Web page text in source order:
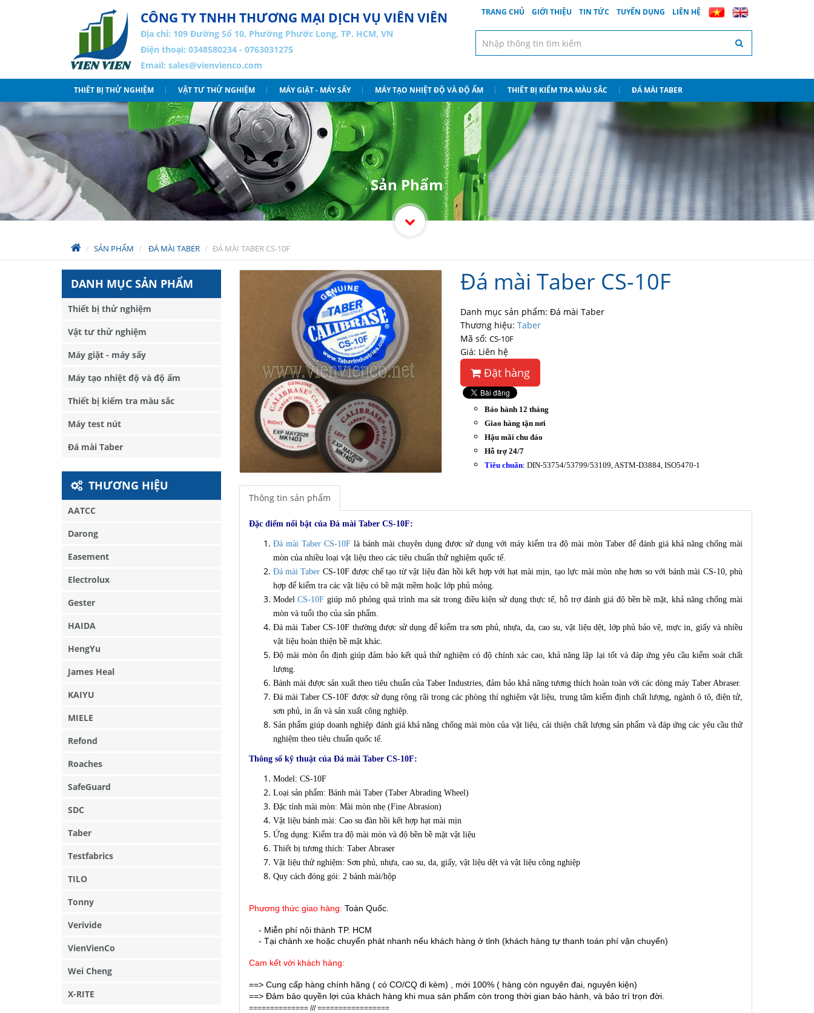
CÔNG TY TNHH THƯƠNG MẠI DỊCH VỤ VIÊN VIÊN
Địa chỉ: 109 Đường Số 10, Phường Phước Long, TP. HCM, VN
Điện thoại: 0348580234 - 0763031275
Email: sales@vienvienco.com
TRANG CHỦ GIỚI THIỆU TIN TỨC TUYỂN DỤNG LIÊN HỆ
THIẾT BỊ THỬ NGHIỆM VẬT TƯ THỬ NGHIỆM MÁY GIẶT - MÁY SẤY MÁY TẠO NHIỆT ĐỘ VÀ ĐỘ ẨM THIẾT BỊ KIỂM TRA MÀU SẮC ĐÁ MÀI TABER
SẢN PHẨM ĐÁ MÀI TABER ĐÁ MÀI TABER CS-10F
Sản Phẩm
Đá mài Taber CS-10F
Danh mục sản phẩm: Đá mài Taber
Thương hiệu:Taber
Mã số:CS-10F
Giá: Liên hệ
Đặt hàng
Bảo hành 12 tháng
Giao hàng tận nơi
Hậu mãi chu đáo
Hỗ trợ 24/7
Tiêu chuẩn: DIN-53754/53799/53109, ASTM-D3884, ISO5470-1
Thông tin sản phẩm
Đặc điểm nổi bật của Đá mài Taber CS-10F:
Đá mài Taber CS-10Flà bánh mài chuyên dụng được sử dụng với máy kiểm tra độ mài mòn Taber để đánh giá khả năng chống mài
mòn của nhiều loại vật liệu theo các tiêu chuẩn thử nghiệm quốc tế.
Đá mài Taber CS-10F được chế tạo từ vật liệu đàn hồi kết hợp với hạt mài mịn, tạo lực mài mòn nhẹ hơn so với bánh mài CS-10, phù
hợp để kiểm tra các vật liệu có bề mặt mềm hoặc lớp phủ mỏng.
ModelCS-10F giúp mô phỏng quá trình ma sát trong điều kiện sử dụng thực tế, hỗ trợ đánh giá độ bền bề mặt, khả năng chống mài
mòn và tuổi thọ của sản phẩm.
Đá mài Taber CS-10F thường được sử dụng để kiểm tra sơn phủ, nhựa, da, cao su, vật liệu dệt, lớp phủ bảo vệ, mực in, giấy và nhiều
vật liệu hoàn thiện bề mặt khác.
Độ mài mòn ổn định giúp đảm bảo kết quả thử nghiệm có độ chính xác cao, khả năng lặp lại tốt và đáp ứng yêu cầu kiểm soát chất
lượng.
Bánh mài được sản xuất theo tiêu chuẩn của Taber Industries, đảm bảo khả năng tương thích hoàn toàn với các dòng máy Taber Abraser.
Đá mài Taber CS-10F được sử dụng rộng rãi trong các phòng thí nghiệm vật liệu, trung tâm kiểm định chất lượng, ngành ô tô, điện tử,
sơn phủ, in ấn và sản xuất công nghiệp.
Sản phẩm giúp doanh nghiệp đánh giá khả năng chống mài mòn của vật liệu, cải thiện chất lượng sản phẩm và đáp ứng các yêu cầu thử
nghiệm theo tiêu chuẩn quốc tế.
Thông số kỹ thuật của Đá mài Taber CS-10F:
Model: CS-10F
Loại sản phẩm: Bánh mài Taber (Taber Abrading Wheel)
Đặc tính mài mòn: Mài mòn nhẹ (Fine Abrasion)
Vật liệu bánh mài: Cao su đàn hồi kết hợp hạt mài mịn
Ứng dụng: Kiểm tra độ mài mòn và độ bền bề mặt vật liệu
Thiết bị tương thích: Taber Abraser
Vật liệu thử nghiệm: Sơn phủ, nhựa, cao su, da, giấy, vật liệu dệt và vật liệu công nghiệp
Quy cách đóng gói: 2 bánh mài/hộp
Phương thức giao hàng: Toàn Quốc.
- Miễn phí nội thành TP. HCM
- Tại chành xe hoặc chuyển phát nhanh nếu khách hàng ở tỉnh (khách hàng tự thanh toán phí vận chuyển)
Cam kết với khách hàng:
==> Cung cấp hàng chính hãng ( có CO/CQ đi kèm) , mới 100% ( hàng còn nguyên đai, nguyên kiện)
==> Đảm bảo quyền lợi của khách hàng khi mua sản phẩm còn trong thời gian bảo hành, và bảo trì trọn đời.
============== /// =================
DANH MỤC SẢN PHẨM
Thiết bị thử nghiệm
Vật tư thử nghiệm
Máy giặt - máy sấy
Máy tạo nhiệt độ và độ ẩm
Thiết bị kiểm tra màu sắc
Máy test nút
Đá mài Taber
THƯƠNG HIỆU
AATCC
Darong
Easement
Electrolux
Gester
HAIDA
HengYu
James Heal
KAIYU
MIELE
Refond
Roaches
SafeGuard
SDC
Taber
Testfabrics
TILO
Tonny
Verivide
VienVienCo
Wei Cheng
X-RITE